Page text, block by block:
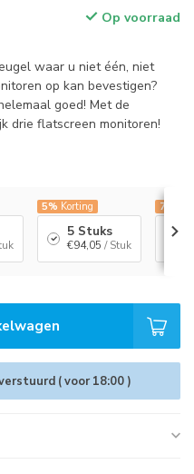
Op voorraad
waar u niet één, niet
op kan bevestigen?
goed! Met de
drie flatscreen monitoren!
5% Korting
5 Stuks
€94,05 / Stuk
7%
( voor 18:00 )